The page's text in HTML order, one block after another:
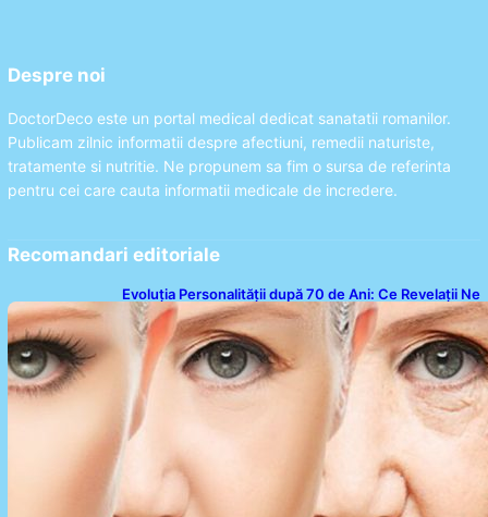
Despre noi
DoctorDeco este un portal medical dedicat sanatatii romanilor.
Publicam zilnic informatii despre afectiuni, remedii naturiste,
tratamente si nutritie. Ne propunem sa fim o sursa de referinta
pentru cei care cauta informatii medicale de incredere.
Recomandari editoriale
Evoluția Personalității după 70 de Ani: Ce Revelații Ne
Oferă Studiile Psihologice